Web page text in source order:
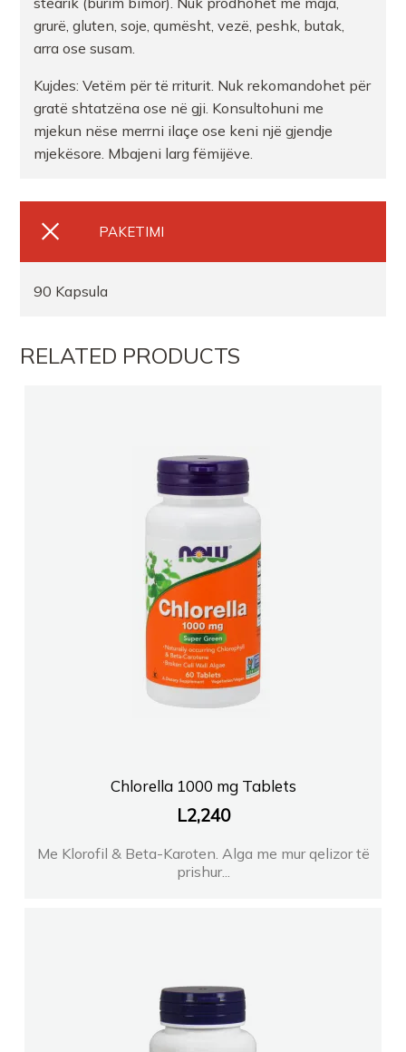
grurë, gluten, soje, qumësht, vezë, peshk, butak,
arra ose susam.
Kujdes: Vetëm për të rriturit. Nuk rekomandohet për
gratë shtatzëna ose në gji. Konsultohuni me
mjekun nëse merrni ilaçe ose keni një gjendje
mjekësore. Mbajeni larg fëmijëve.
PAKETIMI
90 Kapsula
RELATED PRODUCTS
Chlorella 1000 mg Tablets
L2,240
Me Klorofil & Beta-Karoten. Alga me mur qelizor të
prishur...